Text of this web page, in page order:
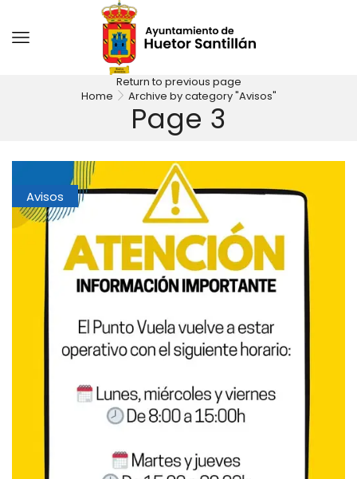
Return to previous page
Home
Archive by category "Avisos"
Page 3
Avisos